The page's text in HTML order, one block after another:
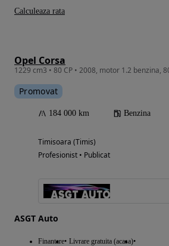
Opel Corsa
Promovat
184 000 km Benzina
Timisoara (Timis)
Profesionist • Publicat
ASGT Auto
Finantare Livrare gratuita (acasa)
Calculeaza rata